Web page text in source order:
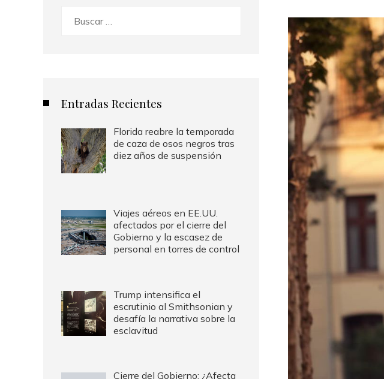
Entradas Recientes
Florida reabre la temporada
de caza de osos negros tras
diez años de suspensión
Viajes aéreos en EE.UU.
afectados por el cierre del
Gobierno y la escasez de
personal en torres de control
Trump intensifica el
escrutinio al Smithsonian y
desafía la narrativa sobre la
esclavitud
Cierre del Gobierno: ¿Afecta